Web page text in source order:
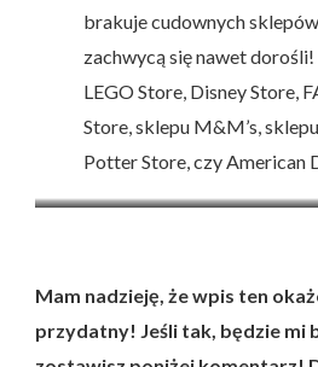
brakuje cudownych
zachwycą się nawet
LEGO Store, Disney Store,
Store, sklepu M&M’s,
Potter Store, czy American
Mam nadzieję, że wpis ten
przydatny! Jeśli tak, będzie mi